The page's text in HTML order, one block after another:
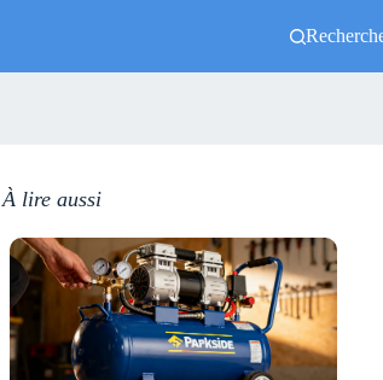
À lire aussi